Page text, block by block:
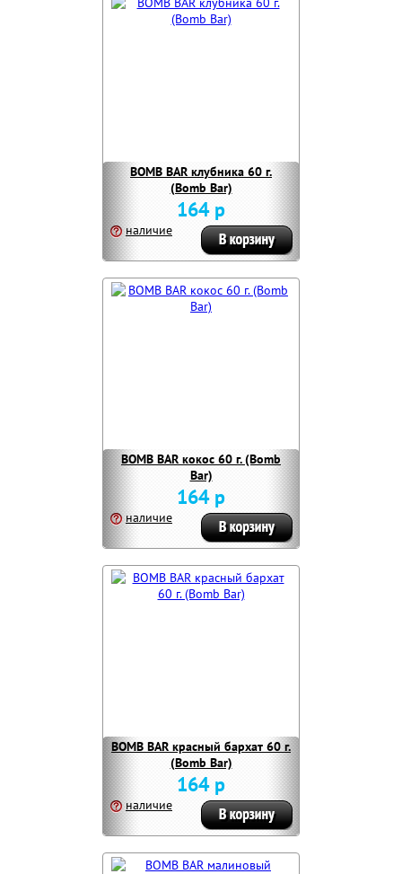
BOMB BAR клубника 60 г.
(Bomb Bar)
164 р
наличие
BOMB BAR кокос 60 г. (Bomb
Bar)
164 р
наличие
BOMB BAR красный бархат 60 г.
(Bomb Bar)
164 р
наличие